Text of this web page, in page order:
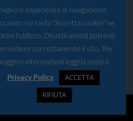
© Tutti i diritti riservati
daMust srlP.I: 03067590103
Leonardo Parigi
Tribunale di Genova n° 4/2022
artico - Web Designer:
migliore esperienza di navigazione.
sul tasto "Accetta cookie" ne
l'utilizzo. Disattivandoli potresti
vedere correttamente il sito. Per
informazioni leggi la nostra
Privacy Policy. ACCETTA
RIFIUTA